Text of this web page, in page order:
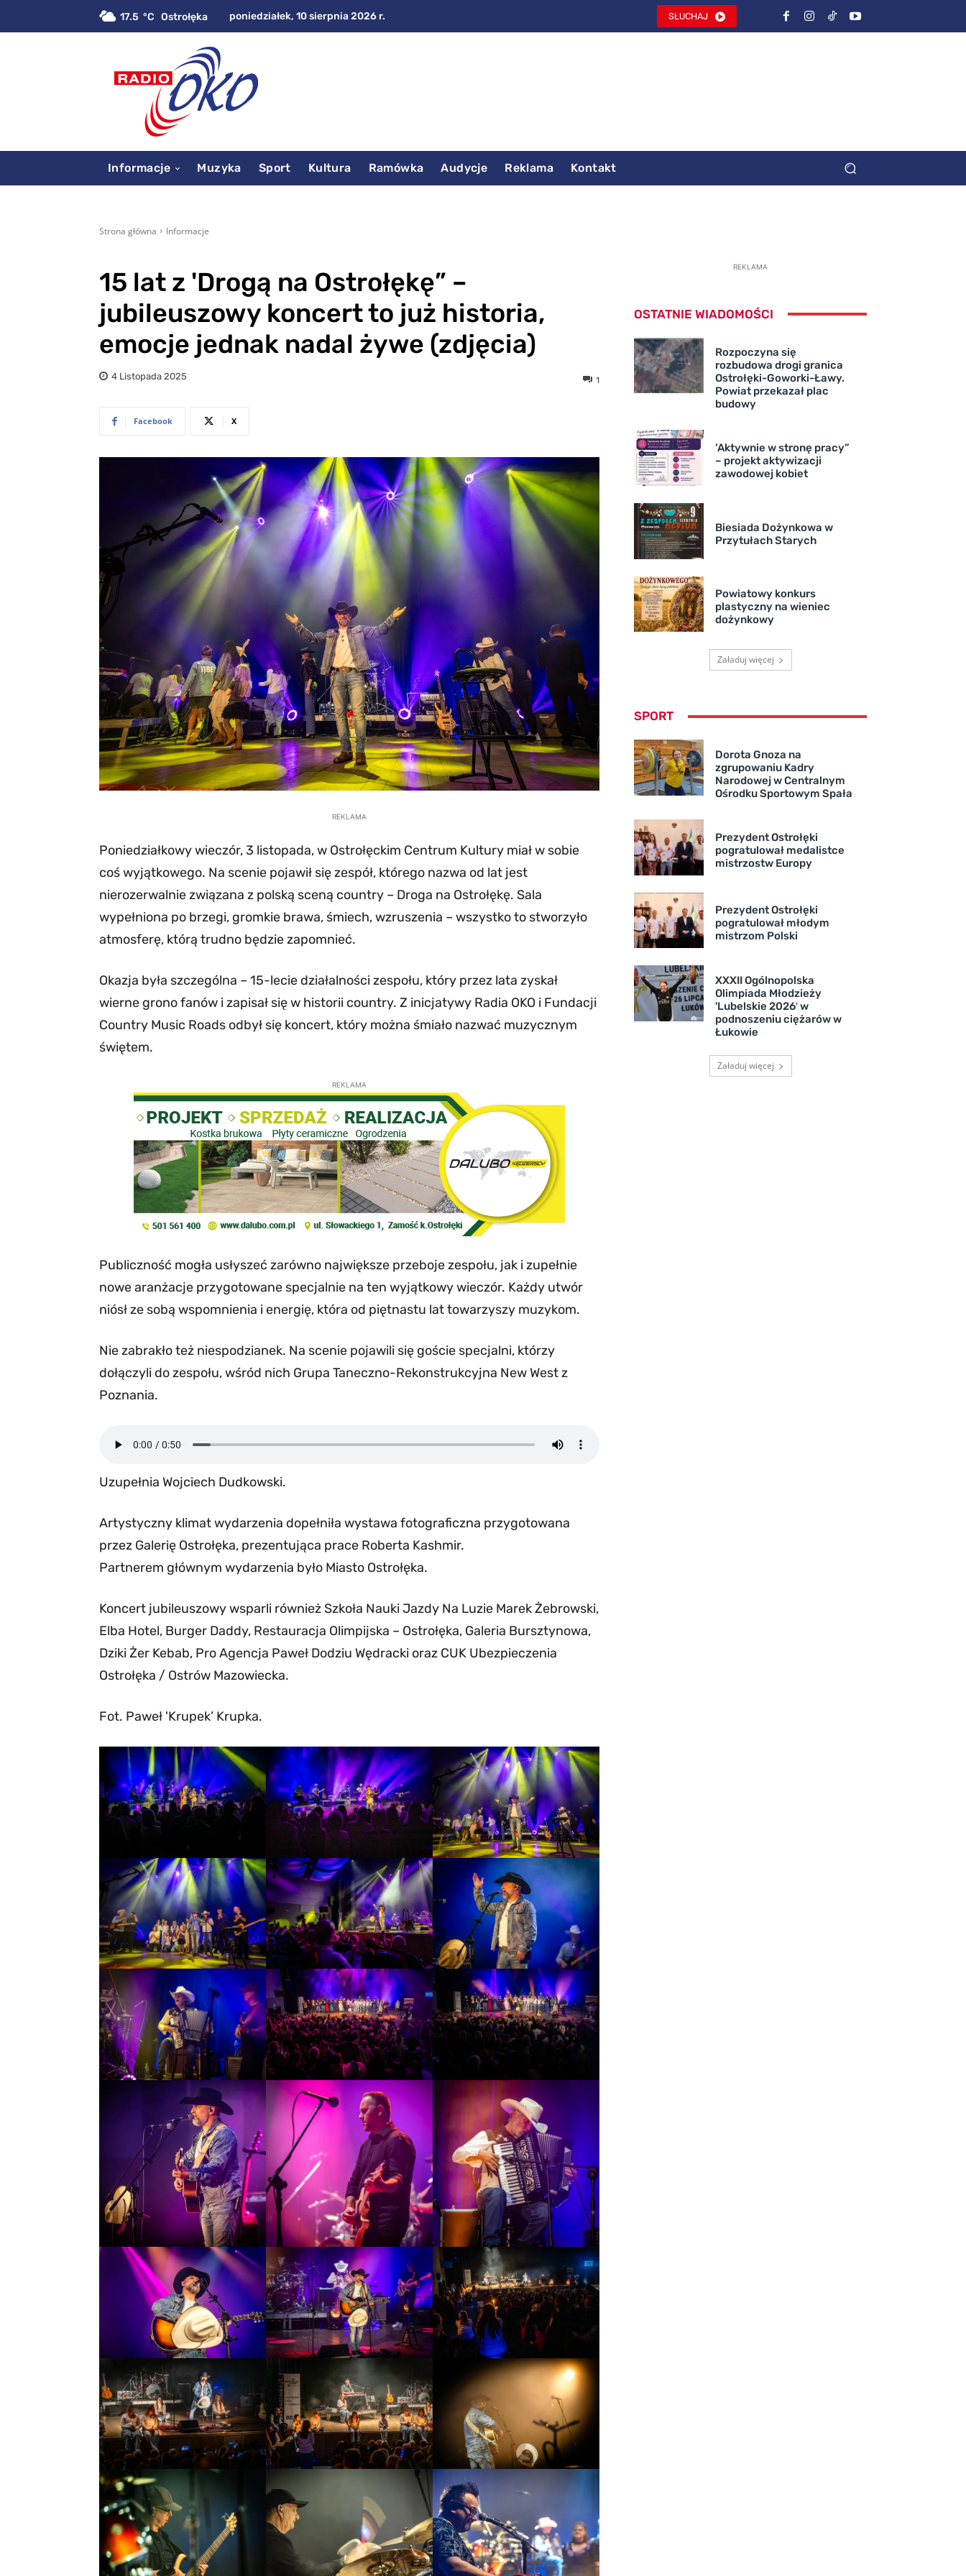
17.5 C Ostrołęka poniedziałek, 10 sierpnia 2026 r. SŁUCHAJ
Informacje Muzyka Sport Kultura Ramówka Audycje Reklama Kontakt
Strona główna Informacje
15 lat z 'Drogą na Ostrołękę” –
jubileuszowy koncert to już historia,
emocje jednak nadal żywe (zdjęcia)
4 Listopada 2025 1
Facebook X
REKLAMA
Poniedziałkowy wieczór, 3 listopada, w Ostrołęckim Centrum Kultury miał w sobie
coś wyjątkowego. Na scenie pojawił się zespół, którego nazwa od lat jest
nierozerwalnie związana z polską sceną country – Droga na Ostrołękę. Sala
wypełniona po brzegi, gromkie brawa, śmiech, wzruszenia – wszystko to stworzyło
atmosferę, którą trudno będzie zapomnieć.
Okazja była szczególna – 15-lecie działalności zespołu, który przez lata zyskał
wierne grono fanów i zapisał się w historii country. Z inicjatywy Radia OKO i Fundacji
Country Music Roads odbył się koncert, który można śmiało nazwać muzycznym
świętem.
REKLAMA
Publiczność mogła usłyszeć zarówno największe przeboje zespołu, jak i zupełnie
nowe aranżacje przygotowane specjalnie na ten wyjątkowy wieczór. Każdy utwór
niósł ze sobą wspomnienia i energię, która od piętnastu lat towarzyszy muzykom.
Nie zabrakło też niespodzianek. Na scenie pojawili się goście specjalni, którzy
dołączyli do zespołu, wśród nich Grupa Taneczno-Rekonstrukcyjna New West z
Poznania.
Uzupełnia Wojciech Dudkowski.
Artystyczny klimat wydarzenia dopełniła wystawa fotograficzna przygotowana
przez Galerię Ostrołęka, prezentująca prace Roberta Kashmir.
Partnerem głównym wydarzenia było Miasto Ostrołęka.
Koncert jubileuszowy wsparli również Szkoła Nauki Jazdy Na Luzie Marek Żebrowski,
Elba Hotel, Burger Daddy, Restauracja Olimpijska – Ostrołęka, Galeria Bursztynowa,
Dziki Żer Kebab, Pro Agencja Paweł Dodziu Wędracki oraz CUK Ubezpieczenia
Ostrołęka / Ostrów Mazowiecka.
Fot. Paweł 'Krupek’ Krupka.
REKLAMA
OSTATNIE WIADOMOŚCI
Rozpoczyna się
rozbudowa drogi granica
Ostrołęki-Goworki-Ławy.
Powiat przekazał plac
budowy
’Aktywnie w stronę pracy”
– projekt aktywizacji
zawodowej kobiet
Biesiada Dożynkowa w
Przytułach Starych
Powiatowy konkurs
plastyczny na wieniec
dożynkowy
Załaduj więcej
SPORT
Dorota Gnoza na
zgrupowaniu Kadry
Narodowej w Centralnym
Ośrodku Sportowym Spała
Prezydent Ostrołęki
pogratulował medalistce
mistrzostw Europy
Prezydent Ostrołęki
pogratulował młodym
mistrzom Polski
XXXII Ogólnopolska
Olimpiada Młodzieży
'Lubelskie 2026′ w
podnoszeniu ciężarów w
Łukowie
Załaduj więcej